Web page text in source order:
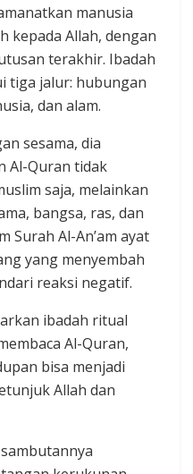
manusia
kepada Allah, dengan
terakhir. Ibadah
tiga jalur: hubungan
dan alam.
sesama, dia
Al-Quran tidak
saja, melainkan
bangsa, ras, dan
Surah Al-An’am ayat
yang menyembah
reaksi negatif.
ibadah ritual
Al-Quran,
bisa menjadi
Allah dan